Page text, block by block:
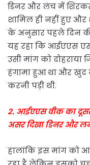
डिनर और लंच में
शामिल ही नहीं हुए और
के अनुसार पहले दिन
यह रहा कि आईएएस
उसी मांग को
हंगामा हुआ था और
करनी पड़ी थी.
२. आईएएस वीक का
असर दिखा डिनर और
हालांकि इस मांग को